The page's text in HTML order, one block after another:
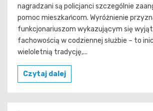
nagradzani są policjanci szczególnie
pomoc mieszkańcom. Wyróżnienie
funkcjonariuszom wykazującym się
fachowością w codziennej służbie – to
wieloletnią tradycję,...
Czytaj dalej